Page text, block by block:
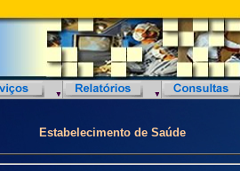
Estabelecimento de Saúde